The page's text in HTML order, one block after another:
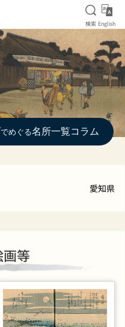
検索を
検索 English
でめぐる名所一覧コラム
愛知県
等